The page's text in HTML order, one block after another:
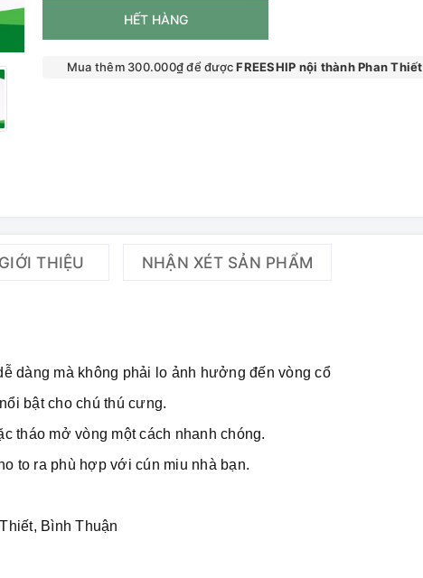
HẾT HÀNG
Mua thêm 300.000₫ để đượcFREESHIP nội thành Phan Thiết
GIỚI THIỆU NHẬN XÉT SẢN PHẨM
dàng mà không phải lo ảnh hưởng đến vòng cổ
bật cho chú thú cưng.
tháo mở vòng một cách nhanh chóng.
to ra phù hợp với cún miu nhà bạn.
Bình Thuận